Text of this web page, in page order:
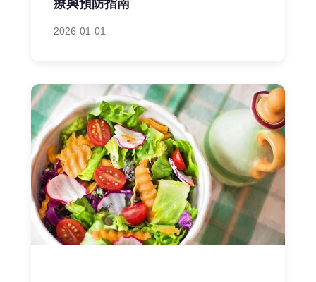
療與預防指南
2026-01-01